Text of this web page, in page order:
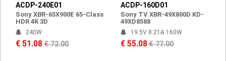
ACDP-240E01
Sony XBR-65X900E 65-Class
HDR 4K 3D
240W
€ 51.08€ 72.00
ACDP-160D01
Sony TV XBR-49X800D KD-
49XD8588
19.5V 8.21A 160W
€ 55.08€ 77.00